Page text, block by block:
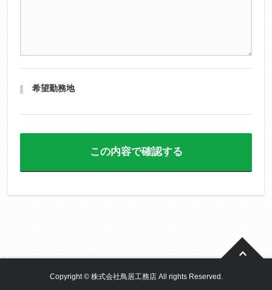
希望勤務地
この内容で確認する
Copyright © 株式会社鳥居工務店 All rights Reserved.